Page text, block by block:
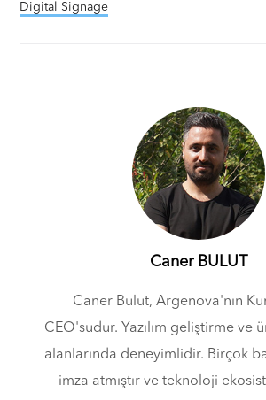
Digital Signage
Caner BULUT
Caner Bulut, Argenova'nın
CEO'sudur. Yazılım geliştirme ve
alanlarında deneyimlidir. Birçok
imza atmıştır ve teknoloji